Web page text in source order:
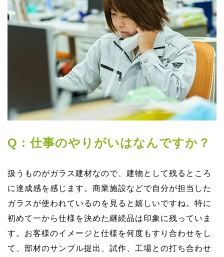
Q : 仕事のやりがいはなんですか？
扱うものがガラス建材なので、建物として残るところ
に達成感を感じます。商業施設などで⾃分が担当した
ガラスが使われているのを⾒ると嬉しいですね。特に
初めて⼀から仕様を決めた継続品は印象に残っていま
す。お客様のイメージと仕様を何度もすり合わせをし
て、部材のサンプル提出、試作、⼯場との打ち合わせ